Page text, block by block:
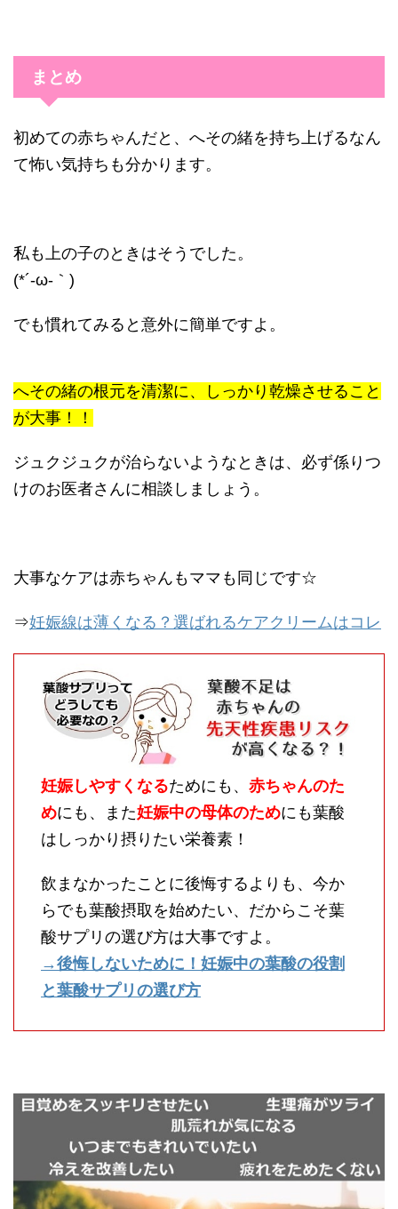
まとめ
初めての赤ちゃんだと、へその緒を持ち上げるなん
て怖い気持ちも分かります。
私も上の子のときはそうでした。
(*´-ω-｀)
でも慣れてみると意外に簡単ですよ。
へその緒の根元を清潔に、
しっかり乾燥させること
が大事！！
ジュクジュクが治らないようなときは、必ず係りつ
けのお医者さんに相談しましょう。
大事なケアは赤ちゃんもママも同じです☆
⇒妊娠線は薄くなる？選ばれるケアクリームはコレ
妊娠しやすくなるためにも、 赤ちゃんのた
めにも、また妊娠中の母体のためにも葉酸
はしっかり摂りたい栄養素！
飲まなかったことに後悔するよりも、今か
らでも葉酸摂取を始めたい、だからこそ葉
酸サプリの選び方は大事ですよ。
→後悔しないために！妊娠中の葉酸の役割
と葉酸サプリの選び方